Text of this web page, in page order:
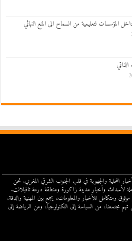
المؤسسات لتعليمية من السماح الى المنع النهائي
المحلية والجهوية في قلب الجنوب الشرقي المغربي. نحن
لأحداث وأخبار مدينة زاكورة ومنطقة درعة تافيلالت.
ومتكامل للأخبار والمعلومات، يجمع بين المهنية والدقة.
تهم مجتمعنا، من السياسة إلى التكنولوجيا، ومن الرياضة إلى